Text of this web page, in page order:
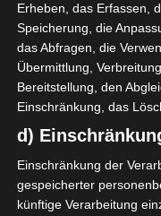
Erheben, das Erfassen,
Speicherung, die
das Abfragen, die
Übermittlung,
Bereitstellung, den
Einschränkung, das
d)
Einschränkung der
gespeicherter
künftige Verarbeitung